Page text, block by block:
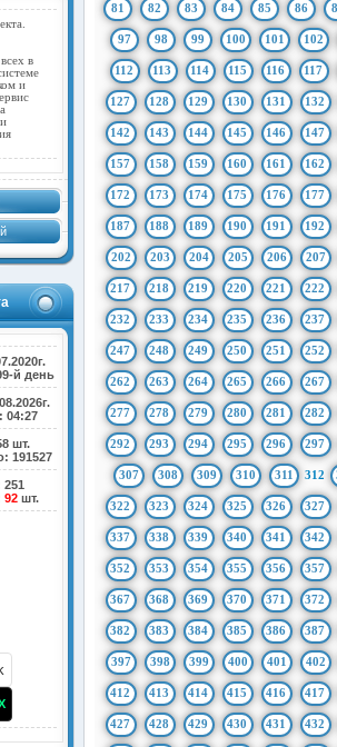
в
и
й день
04:27
шт.
191527
92шт.
81 82 83 84 85 86
97 98 99 100 101 102
112 113 114 115 116 117
127 128 129 130 131 132
142 143 144 145 146 147
157 158 159 160 161 162
172 173 174 175 176 177
187 188 189 190 191 192
202 203 204 205 206 207
217 218 219 220 221 222
232 233 234 235 236 237
247 248 249 250 251 252
262 263 264 265 266 267
277 278 279 280 281 282
292 293 294 295 296 297
307 308 309 310 311 312
322 323 324 325 326 327
337 338 339 340 341 342
352 353 354 355 356 357
367 368 369 370 371 372
382 383 384 385 386 387
397 398 399 400 401 402
412 413 414 415 416 417
427 428 429 430 431 432